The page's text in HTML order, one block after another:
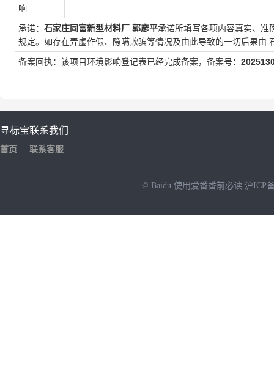
响
承诺： 石家庄同富新型材料厂 郭彦平承诺所填写各项内容真实、准
规定。如存在弄虚作假、隐瞒欺骗等情况及由此导致的一切后果由
备案回执：该项目环境影响登记表已经完成备案，备案号：
寻标宝
首页
联系我们
联系客服
© Baidu 使用爱番番前必读 沪ICP